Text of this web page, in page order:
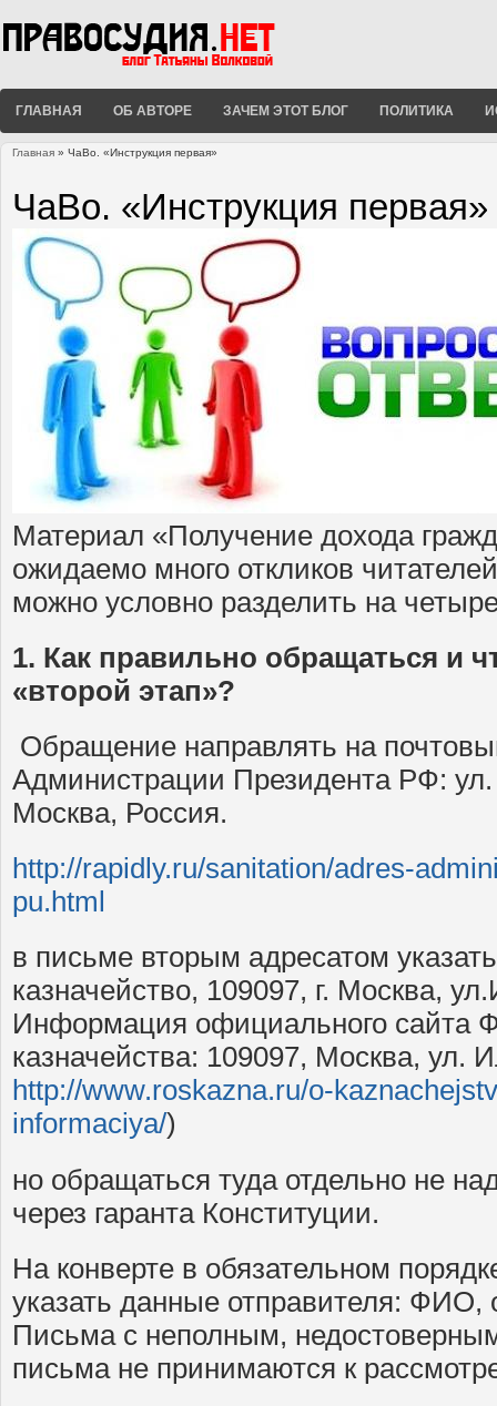
ГЛАВНАЯ ОБ АВТОРЕ ЗАЧЕМ ЭТОТ БЛОГ ПОЛИТИКА
Главная » ЧаВо. «Инструкция первая»
ЧаВо. «Инструкция первая»
Материал «Получение дохода
ожидаемо много откликов
можно условно разделить на
1. Как правильно обращаться и
«второй этап»?
Обращение направлять на
Администрации Президента РФ:
Москва, Россия.
http://rapidly.ru/sanitation/adres-
pu.html
в письме вторым адресатом
казначейство, 109097, г. Москва,
Информация официального сайта
казначейства: 109097, Москва, ул.
http://www.roskazna.ru/o-
informaciya/)
но обращаться туда отдельно не
через гаранта Конституции.
На конверте в обязательном
указать данные отправителя: ФИО,
Письма с неполным,
письма не принимаются к